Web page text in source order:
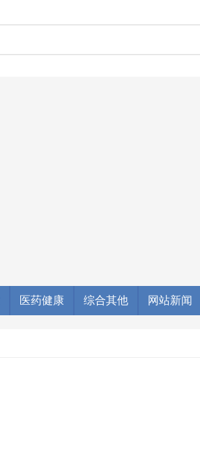
医药健康 综合其他 网站新闻